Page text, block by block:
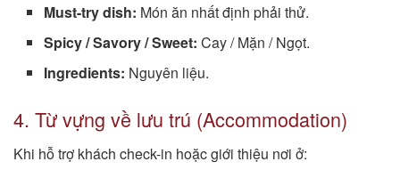
Must-try dish: Món ăn nhất định phải thử.
Spicy / Savory / Sweet: Cay / Mặn / Ngọt.
Ingredients: Nguyên liệu.
4. Từ vựng về lưu trú (Accommodation)
Khi hỗ trợ khách check-in hoặc giới thiệu nơi ở: